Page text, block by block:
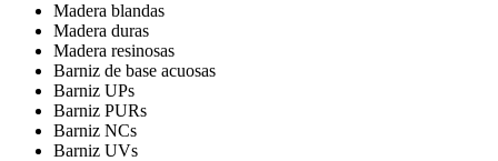
Madera blandas
Madera duras
Madera resinosas
Barniz de base acuosas
Barniz UPs
Barniz PURs
Barniz NCs
Barniz UVs